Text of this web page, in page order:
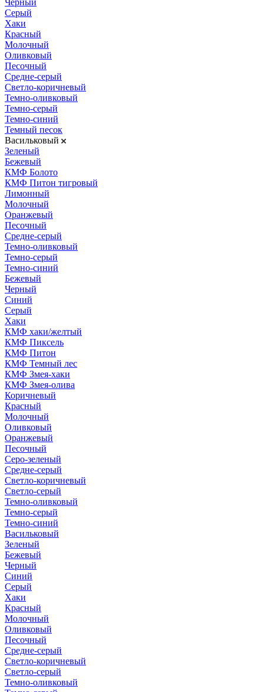
Серый
Хаки
Красный
Молочный
Оливковый
Песочный
Средне-серый
Светло-коричневый
Темно-оливковый
Темно-серый
Темно-синий
Темный песок
Васильковый
Зеленый
Бежевый
КМФ Болото
КМФ Питон тигровый
Лимонный
Молочный
Оранжевый
Песочный
Средне-серый
Темно-оливковый
Темно-серый
Темно-синий
Бежевый
Черный
Синий
Серый
Хаки
КМФ хаки/желтый
КМФ Пиксель
КМФ Питон
КМФ Темный лес
КМФ Змея-хаки
КМФ Змея-олива
Коричневый
Красный
Молочный
Оливковый
Оранжевый
Песочный
Серо-зеленый
Средне-серый
Светло-коричневый
Светло-серый
Темно-оливковый
Темно-серый
Темно-синий
Васильковый
Зеленый
Бежевый
Черный
Синий
Серый
Хаки
Красный
Молочный
Оливковый
Песочный
Средне-серый
Светло-коричневый
Светло-серый
Темно-оливковый